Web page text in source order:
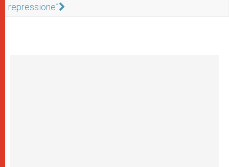
repressione”